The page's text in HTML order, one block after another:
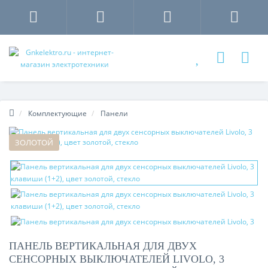
Комплектующие Панели
ЗОЛОТОЙ
ПАНЕЛЬ ВЕРТИКАЛЬНАЯ ДЛЯ ДВУХ
СЕНСОРНЫХ ВЫКЛЮЧАТЕЛЕЙ LIVOLO, 3